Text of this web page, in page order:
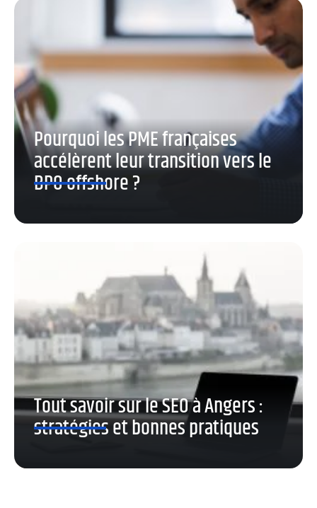
Pourquoi les PME françaises
accélèrent leur transition vers le
BPO offshore ?
Tout savoir sur le SEO à Angers :
stratégies et bonnes pratiques